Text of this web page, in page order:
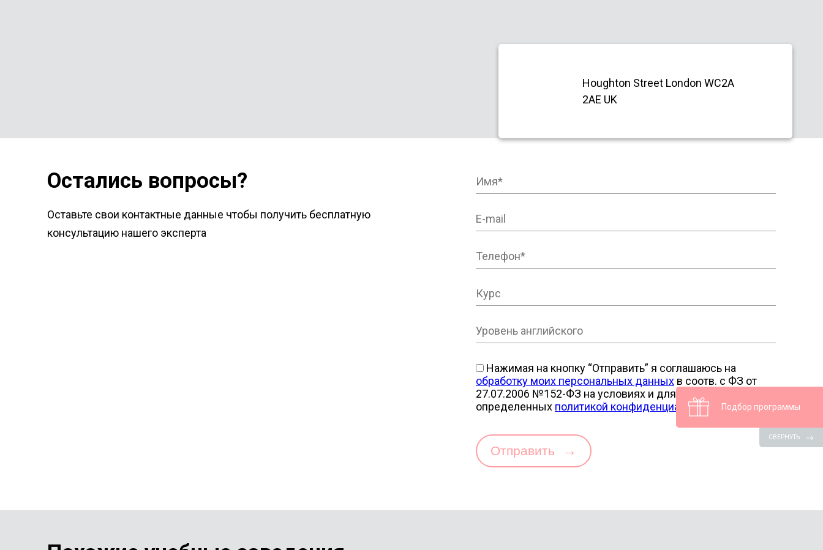
Houghton Street London WC2A
2AE UK
Остались вопросы?
Оставьте свои контактные данные чтобы получить бесплатную
консультацию нашего эксперта
Нажимая на кнопку “Отправить” я соглашаюсь на
обработку моих персональных данных в соотв. с ФЗ от
27.07.2006 №152-ФЗ на условиях и для целей,
определенных политикой конфиденциальности
Отправить →
Подбор программы
СВЕРНУТЬ